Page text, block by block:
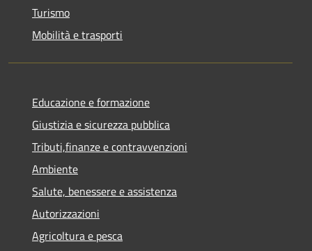
Turismo
Mobilità e trasporti
Educazione e formazione
Giustizia e sicurezza pubblica
Tributi,finanze e contravvenzioni
Ambiente
Salute, benessere e assistenza
Autorizzazioni
Agricoltura e pesca